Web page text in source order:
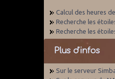
Calcul des heures
Recherche les
Recherche les
Plus d'infos
Sur le serveur